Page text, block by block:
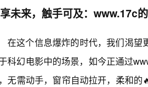
未来，触手可及：www.17c
在这个信息爆炸的时代，我们渴望
科幻电影中的场景，如今正通过
无需动手，窗帘自动拉开，柔和